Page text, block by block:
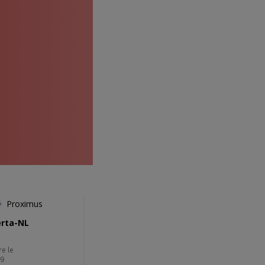
Proximus
NL
le